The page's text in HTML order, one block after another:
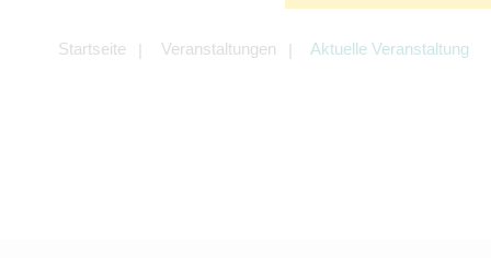
Startseite Veranstaltungen Aktuelle Veranstaltung
Angebotes einschließlich der
Angeboten von z.B. Facebook und
LinkedIn.